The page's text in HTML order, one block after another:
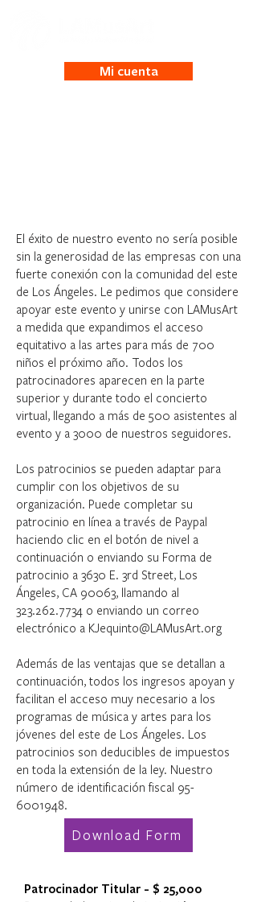
Mi cuenta
El éxito de nuestro evento no sería posible
sin la generosidad de las empresas con una
fuerte conexión con la comunidad del este
de Los Ángeles. Le pedimos que considere
apoyar este evento y unirse con LAMusArt
a medida que expandimos el acceso
equitativo a las artes para más de 700
niños el próximo año. Todos los
patrocinadores aparecen en la parte
superior y durante todo el concierto
virtual, llegando a más de 500 asistentes al
evento y a 3000 de nuestros seguidores.
Los patrocinios se pueden adaptar para
cumplir con los objetivos de su
organización. Puede completar su
patrocinio en línea a través de Paypal
haciendo clic en el botón de nivel a
continuación o enviando su Forma de
patrocinio a 3630 E. 3rd Street, Los
Ángeles, CA 90063, llamando al
323.262.7734 o enviando un correo
electrónico a KJequinto@LAMusArt.org
Además de las ventajas que se detallan a
continuación, todos los ingresos apoyan y
facilitan el acceso muy necesario a los
programas de música y artes para los
jóvenes del este de Los Ángeles. Los
patrocinios son deducibles de impuestos
en toda la extensión de la ley. Nuestro
número de identificación fiscal 95-
6001948.
Download Form
Patrocinador Titular - $ 25,000